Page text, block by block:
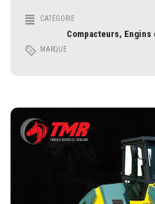
CATÉGORIE
Compacteurs,
MARQUE